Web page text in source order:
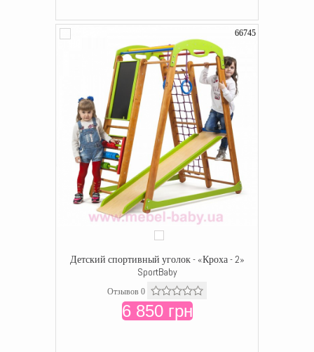
66745
Детский спортивный уголок - «Кроха - 2»
SportBaby
Отзывов 0
6 850 грн